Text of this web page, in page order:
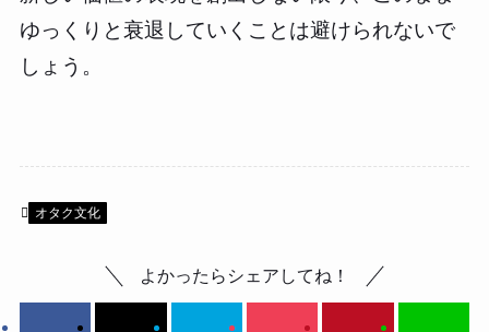
ゆっくりと衰退していくことは避けられないで
しょう。
オタク文化
よかったらシェアしてね！